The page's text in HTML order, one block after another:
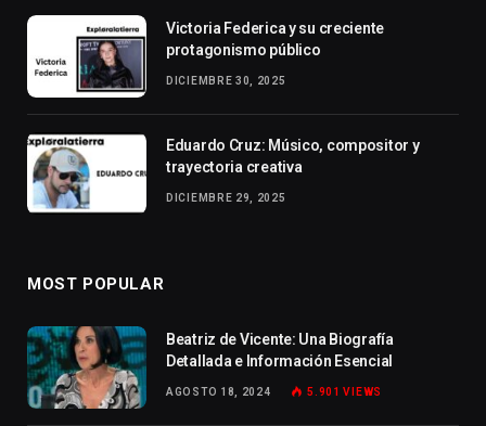
Victoria Federica y su creciente
protagonismo público
DICIEMBRE 30, 2025
Eduardo Cruz: Músico, compositor y
trayectoria creativa
DICIEMBRE 29, 2025
MOST POPULAR
Beatriz de Vicente: Una Biografía
Detallada e Información Esencial
AGOSTO 18, 2024 5.901VIEWS